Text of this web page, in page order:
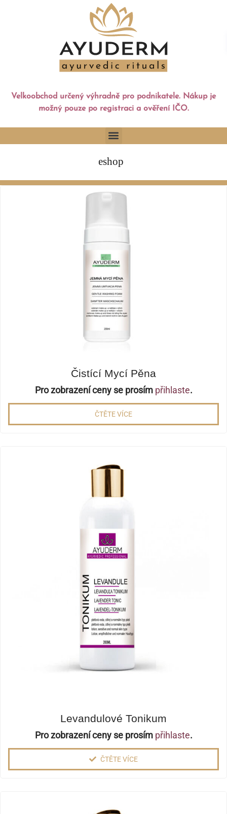
Velkoobchod určený výhradně pro podnikatele. Nákup je
možný pouze po registraci a ověření IČO.
eshop
Čistící Mycí Pěna
Pro zobrazení ceny se prosím přihlaste.
ČTĚTE VÍCE
Levandulové Tonikum
Pro zobrazení ceny se prosím přihlaste.
ČTĚTE VÍCE